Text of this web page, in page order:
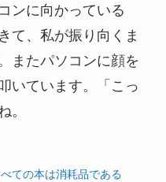
ンに向かっている
て、私が振り向くま
またパソコンに顔を
いています。「こっ
。
ての本は消耗品である